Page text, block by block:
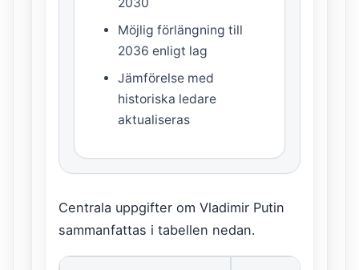
Möjlig förlängning till
2036 enligt lag
Jämförelse med
historiska ledare
aktualiseras
Centrala uppgifter om Vladimir Putin
sammanfattas i tabellen nedan.